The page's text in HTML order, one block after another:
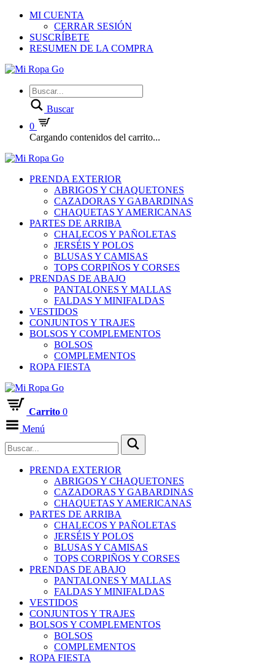
MI CUENTA
CERRAR SESIÓN
SUSCRÍBETE
RESUMEN DE LA COMPRA
Buscar
0
Cargando contenidos del carrito...
PRENDA EXTERIOR
ABRIGOS Y CHAQUETONES
CAZADORAS Y GABARDINAS
CHAQUETAS Y AMERICANAS
PARTES DE ARRIBA
CHALECOS Y PAÑOLETAS
JERSÉIS Y POLOS
BLUSAS Y CAMISAS
TOPS CORPIÑOS Y CORSES
PRENDAS DE ABAJO
PANTALONES Y MALLAS
FALDAS Y MINIFALDAS
VESTIDOS
CONJUNTOS Y TRAJES
BOLSOS Y COMPLEMENTOS
BOLSOS
COMPLEMENTOS
ROPA FIESTA
Carrito 0
Menú
PRENDA EXTERIOR
ABRIGOS Y CHAQUETONES
CAZADORAS Y GABARDINAS
CHAQUETAS Y AMERICANAS
PARTES DE ARRIBA
CHALECOS Y PAÑOLETAS
JERSÉIS Y POLOS
BLUSAS Y CAMISAS
TOPS CORPIÑOS Y CORSES
PRENDAS DE ABAJO
PANTALONES Y MALLAS
FALDAS Y MINIFALDAS
VESTIDOS
CONJUNTOS Y TRAJES
BOLSOS Y COMPLEMENTOS
BOLSOS
COMPLEMENTOS
ROPA FIESTA